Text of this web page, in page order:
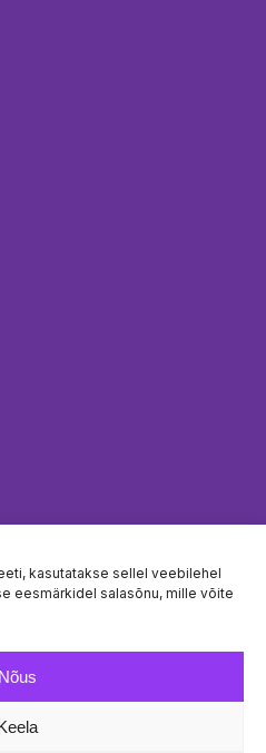
kasutatakse sellel veebilehel
eesmärkidel salasõnu, mille võite
Nõus